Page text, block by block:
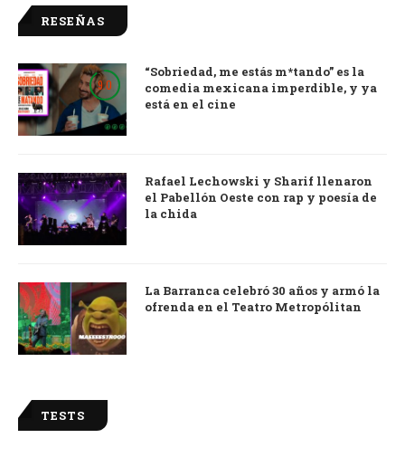
RESEÑAS
9.0
“Sobriedad, me estás m*tando” es la
comedia mexicana imperdible, y ya
está en el cine
Rafael Lechowski y Sharif llenaron
el Pabellón Oeste con rap y poesía de
la chida
La Barranca celebró 30 años y armó la
ofrenda en el Teatro Metropólitan
TESTS